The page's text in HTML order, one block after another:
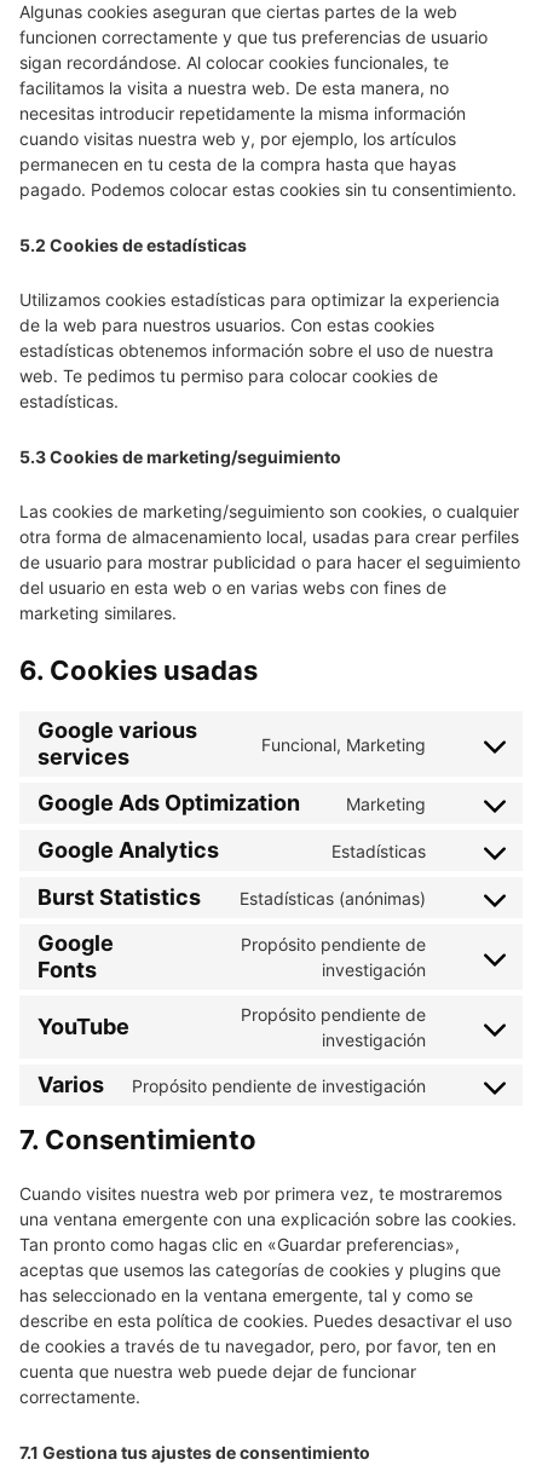
Algunas cookies aseguran que ciertas partes de la web
funcionen correctamente y que tus preferencias de usuario
sigan recordándose. Al colocar cookies funcionales, te
facilitamos la visita a nuestra web. De esta manera, no
necesitas introducir repetidamente la misma información
cuando visitas nuestra web y, por ejemplo, los artículos
permanecen en tu cesta de la compra hasta que hayas
pagado. Podemos colocar estas cookies sin tu consentimiento.
5.2 Cookies de estadísticas
Utilizamos cookies estadísticas para optimizar la experiencia
de la web para nuestros usuarios. Con estas cookies
estadísticas obtenemos información sobre el uso de nuestra
web. Te pedimos tu permiso para colocar cookies de
estadísticas.
5.3 Cookies de marketing/seguimiento
Las cookies de marketing/seguimiento son cookies, o cualquier
otra forma de almacenamiento local, usadas para crear perfiles
de usuario para mostrar publicidad o para hacer el seguimiento
del usuario en esta web o en varias webs con fines de
marketing similares.
6. Cookies usadas
Google various
services
Funcional, Marketing
Consent
service
google-
services
Google Ads Optimization Marketing
Consent
google-
Google Analytics Estadísticas
Consent
google-
Burst Statistics Estadísticas (anónimas)
Consent
service
statistics
Google
Fonts
Propósito pendiente de
investigación
Consent
service
fonts
YouTube
Propósito pendiente de
investigación
Consent
service
Varios Propósito pendiente de investigación
Consent
varios
7. Consentimiento
Cuando visites nuestra web por primera vez, te mostraremos
una ventana emergente con una explicación sobre las cookies.
Tan pronto como hagas clic en «Guardar preferencias»,
aceptas que usemos las categorías de cookies y plugins que
has seleccionado en la ventana emergente, tal y como se
describe en esta política de cookies. Puedes desactivar el uso
de cookies a través de tu navegador, pero, por favor, ten en
cuenta que nuestra web puede dejar de funcionar
correctamente.
7.1 Gestiona tus ajustes de consentimiento